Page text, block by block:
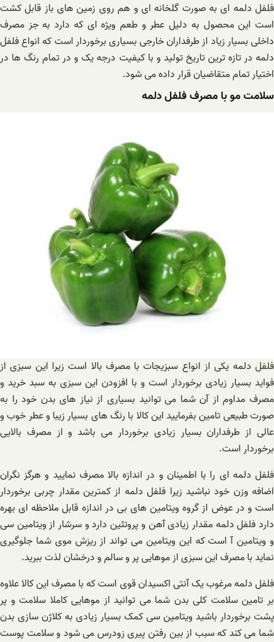
فلفل دلمه ای به صورت گلخانه ای و هم روی زمین های باز قابل کشت
است این محصول به دلیل عطر و طعم ویژه ای که دارد به جز مصرف
داخلی بسیار زیاد از طرفداران خارجی بسیاری برخوردار است که انواع فلفل
دلمه در تازه ترین تاریخ تولید و با کیفیت درجه یک و در تمام رنگ ها در
اختیار تمام متقاضیان قرار داده می شود.
سلامت مو با مصرف فلفل دلمه
فلفل دلمه یکی از انواع سبزیجات با مصرف بالا است زیرا این سبزی از
فواید بسیار زیادی برخوردار است و با افزودن این سبزی به سبد خرید و
مصرف مداوم از آن شما می توانید بسیاری از نیاز های بدن خود را به
صورت طبیعی تامین بفرمایید این کالا با رنگ های بسیار زیبا و عطر خوب و
عالی از طرفداران بسیار زیادی برخوردار می باشد و از مصرف بالایی
برخوردار است.
فلفل دلمه ای را با اطمینان و در اندازه بالا مصرف نمایید و هرگز نگران
اضافه وزن خود نباشید زیرا فلفل دلمه از کمترین مقدار چربی برخوردار
است و در عوض از گروه ویتامین های بی در اندازه قابل ملاحظه ای بهره
دارد فلفل دلمه مقدار زیادی آهن و پروتئین دارد و سرشار از ویتامین سی
و ویتامین آ است که این ویتامین می تواند از ریزش موی شما جلوگیری
نماید با مصرف این سبزی از موهایی پر و سالم و درخشان لذت ببرید.
فلفل دلمه مرغوب یک آنتی اکسیدان قوی است که با مصرف این کالا علاوه
بر تامین سلامت کلی بدن شما می توانید از موهایی کاملا سلامت و پر
پشت برخوردار باشید ویتامین سی کمک بسیار زیادی به کلاژن سازی بدن
شما می کند که سبب از بین رفتن پیری زودرس می شود و سلامت پوست